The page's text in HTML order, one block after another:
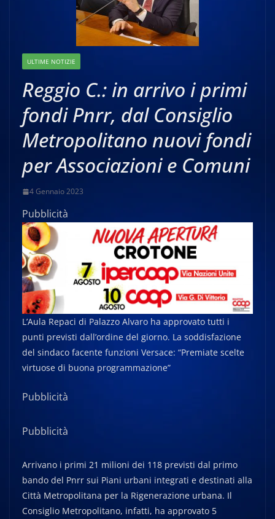
ULTIME NOTIZIE
Reggio C.: in arrivo i primi
fondi Pnrr, dal Consiglio
Metropolitano nuovi fondi
per Associazioni e Comuni
4 Gennaio 2023
Pubblicità
L’Aula Repaci di Palazzo Alvaro ha approvato tutti i
punti previsti dall’ordine del giorno. La soddisfazione
del sindaco facente funzioni Versace: “Premiate scelte
virtuose di buona programmazione”
Pubblicità
Pubblicità
Arrivano i primi 21 milioni dei 118 previsti dal primo
bando del Pnrr sui Piani urbani integrati e destinati alla
Città Metropolitana per la Rigenerazione urbana. Il
Consiglio Metropolitano, infatti, ha approvato 5